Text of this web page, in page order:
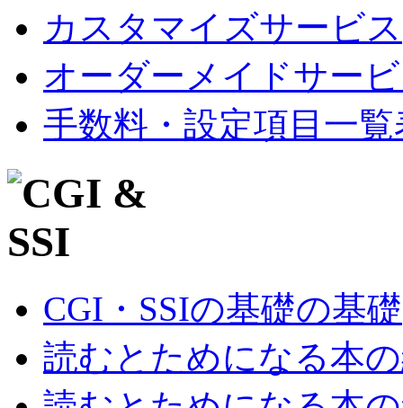
カスタマイズサービス
オーダーメイドサー
手数料・設定項目一覧
CGI・SSIの基礎の基礎
読むとためになる本